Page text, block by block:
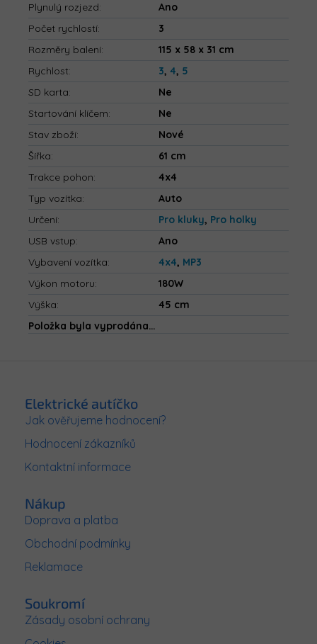
Plynulý rozjezd:
Ano
Počet rychlostí:
3
Rozměry balení:
115 x 58 x 31 cm
Rychlost: 3, 4, 5
SD karta:
Ne
Startování klíčem:
Ne
Stav zboží:
Nové
Šířka:
61 cm
Trakce pohon:
4x4
Typ vozítka:
Auto
Určení: Pro kluky, Pro holky
USB vstup:
Ano
Vybavení vozítka: 4x4, MP3
Výkon motoru:
180W
Výška:
45 cm
Položka byla vyprodána…
Elektrické autíčko
Jak ověřujeme hodnocení?
Hodnocení zákazníků
Kontaktní informace
Nákup
Doprava a platba
Obchodní podmínky
Reklamace
Soukromí
Zásady osobní ochrany